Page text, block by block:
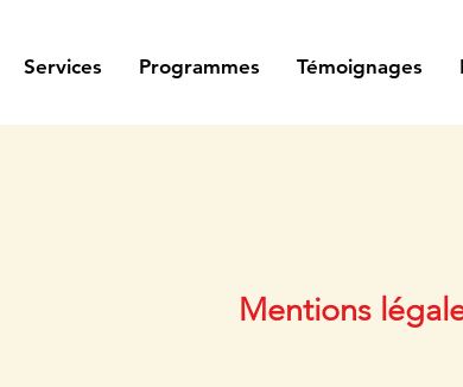
Services Programmes Témoignages
Mentions